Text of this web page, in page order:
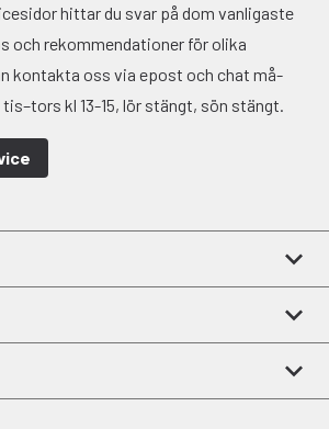
hittar du svar på dom vanligaste
och rekommendationer för olika
kontakta oss via epost och chat må-
kl 13-15, lör stängt, sön stängt.